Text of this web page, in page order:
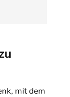
mit dem